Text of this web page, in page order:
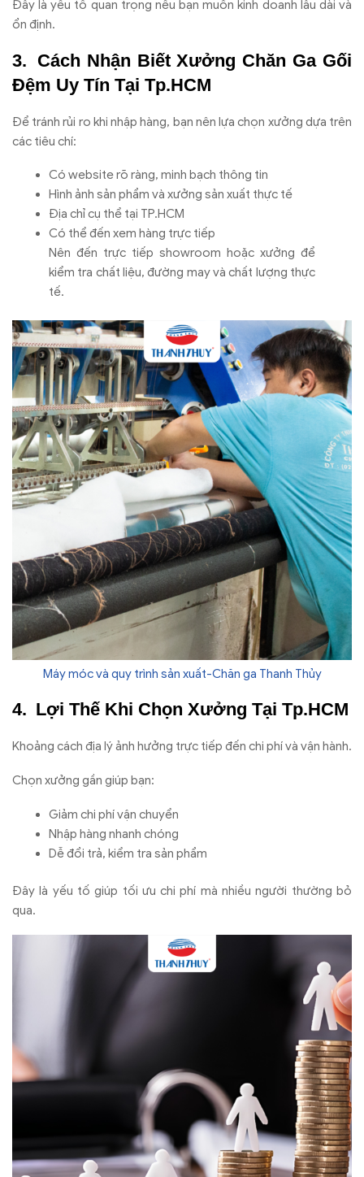
Đây là yếu tố quan trọng nếu bạn muốn kinh doanh lâu dài và
ổn định.
Cách Nhận Biết Xưởng Chăn Ga Gối
Đệm Uy Tín Tại Tp.HCM
Để tránh rủi ro khi nhập hàng, bạn nên lựa chọn xưởng dựa trên
các tiêu chí:
Có website rõ ràng, minh bạch thông tin
Hình ảnh sản phẩm và xưởng sản xuất thực tế
Địa chỉ cụ thể tại TP.HCM
Có thể đến xem hàng trực tiếp
Nên đến trực tiếp showroom hoặc xưởng để
kiểm tra chất liệu, đường may và chất lượng thực
tế.
Máy móc và quy trình sản xuất-Chăn ga Thanh Thủy
Lợi Thế Khi Chọn Xưởng Tại Tp.HCM
Khoảng cách địa lý ảnh hưởng trực tiếp đến chi phí và vận hành.
Chọn xưởng gần giúp bạn:
Giảm chi phí vận chuyển
Nhập hàng nhanh chóng
Dễ đổi trả, kiểm tra sản phẩm
Đây là yếu tố giúp tối ưu chi phí mà nhiều người thường bỏ
qua.